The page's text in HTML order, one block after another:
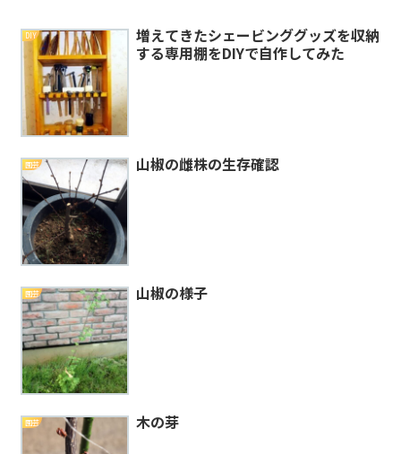
DIY
増えてきたシェービンググッズを収納
する専用棚をDIYで自作してみた
園芸 山椒の雌株の生存確認
園芸 山椒の様子
園芸 木の芽